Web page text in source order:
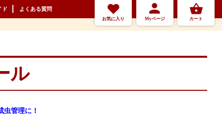
ド よくある質問
お気に入り Myページ カート
ル
虫管理に！